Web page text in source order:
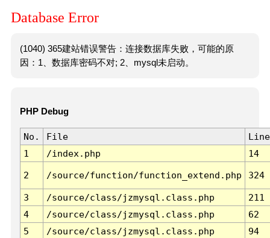
Database Error
(1040) 365建站错误警告：连接数据库失败，可能的原
因：1、数据库密码不对; 2、mysql未启动。
PHP Debug
No. File
Line
1
/index.php 14
2 /source/function/function_extend.php 324
3 /source/class/jzmysql.class.php
211
4
/source/class/jzmysql.class.php
62
5
/source/class/jzmysql.class.php
94